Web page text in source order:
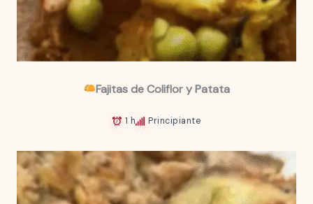
Fajitas de Coliflor y Patata
1 h Principiante